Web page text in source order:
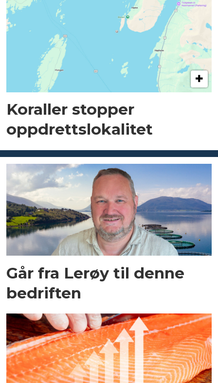
Koraller stopper
oppdrettslokalitet
Går fra Lerøy til denne
bedriften